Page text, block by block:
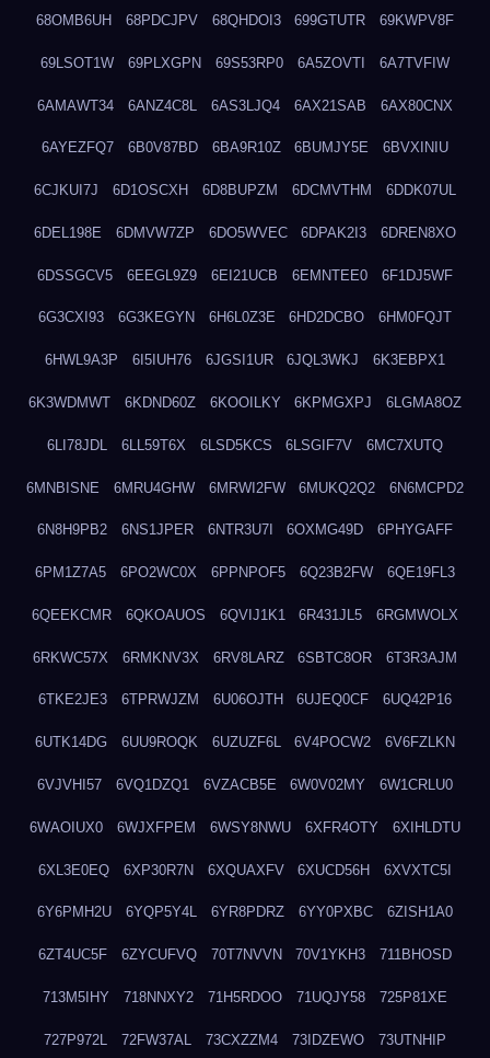
68OMB6UH 68PDCJPV 68QHDOI3 699GTUTR 69KWPV8F
69LSOT1W 69PLXGPN 69S53RP0 6A5ZOVTI 6A7TVFIW
6AMAWT34 6ANZ4C8L 6AS3LJQ4 6AX21SAB 6AX80CNX
6AYEZFQ7 6B0V87BD 6BA9R10Z 6BUMJY5E 6BVXINIU
6CJKUI7J 6D1OSCXH 6D8BUPZM 6DCMVTHM 6DDK07UL
6DEL198E 6DMVW7ZP 6DO5WVEC 6DPAK2I3 6DREN8XO
6DSSGCV5 6EEGL9Z9 6EI21UCB 6EMNTEE0 6F1DJ5WF
6G3CXI93 6G3KEGYN 6H6L0Z3E 6HD2DCBO 6HM0FQJT
6HWL9A3P 6I5IUH76 6JGSI1UR 6JQL3WKJ 6K3EBPX1
6K3WDMWT 6KDND60Z 6KOOILKY 6KPMGXPJ 6LGMA8OZ
6LI78JDL 6LL59T6X 6LSD5KCS 6LSGIF7V 6MC7XUTQ
6MNBISNE 6MRU4GHW 6MRWI2FW 6MUKQ2Q2 6N6MCPD2
6N8H9PB2 6NS1JPER 6NTR3U7I 6OXMG49D 6PHYGAFF
6PM1Z7A5 6PO2WC0X 6PPNPOF5 6Q23B2FW 6QE19FL3
6QEEKCMR 6QKOAUOS 6QVIJ1K1 6R431JL5 6RGMWOLX
6RKWC57X 6RMKNV3X 6RV8LARZ 6SBTC8OR 6T3R3AJM
6TKE2JE3 6TPRWJZM 6U06OJTH 6UJEQ0CF 6UQ42P16
6UTK14DG 6UU9ROQK 6UZUZF6L 6V4POCW2 6V6FZLKN
6VJVHI57 6VQ1DZQ1 6VZACB5E 6W0V02MY 6W1CRLU0
6WAOIUX0 6WJXFPEM 6WSY8NWU 6XFR4OTY 6XIHLDTU
6XL3E0EQ 6XP30R7N 6XQUAXFV 6XUCD56H 6XVXTC5I
6Y6PMH2U 6YQP5Y4L 6YR8PDRZ 6YY0PXBC 6ZISH1A0
6ZT4UC5F 6ZYCUFVQ 70T7NVVN 70V1YKH3 711BHOSD
713M5IHY 718NNXY2 71H5RDOO 71UQJY58 725P81XE
727P972L 72FW37AL 73CXZZM4 73IDZEWO 73UTNHIP